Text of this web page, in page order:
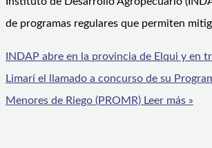
de programas regulares que permiten
INDAP abre en la provincia de Elqui y en
Limarí el llamado a concurso de su
Menores de Riego (PROMR) Leer más »